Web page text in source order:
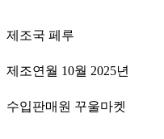
제조국 페루
제조연월 10월 2025년
수입판매원 꾸울마켓